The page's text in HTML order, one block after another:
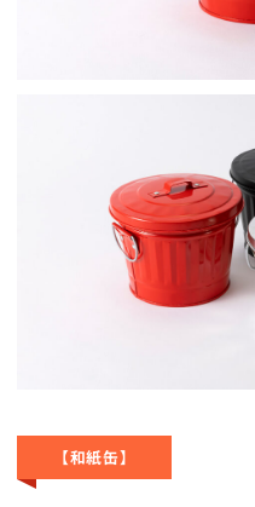
【和紙缶】